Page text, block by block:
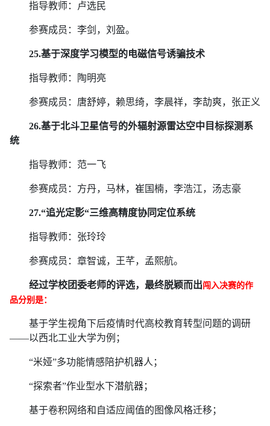
指导教师：卢选民
参赛成员：李剑，刘盈。
25.基于深度学习模型的电磁信号诱骗技术
指导教师：陶明亮
参赛成员：唐舒婷，赖思绮，李晨祥，李劼爽，张正义
26.基于北斗卫星信号的外辐射源雷达空中目标探测系
统
指导教师：范一飞
参赛成员：方丹，马林，崔国楠，李浩江，汤志豪
27.“追光定影“三维高精度协同定位系统
指导教师：张玲玲
参赛成员：章智诚，王芊，孟熙航。
经过学校团委老师的评选，最终脱颖而出闯入决赛的作
品分别是：
基于学生视角下后疫情时代高校教育转型问题的调研
——以西北工业大学为例；
“米娅”多功能情感陪护机器人；
“探索者”作业型水下潜航器；
基于卷积网络和自适应阈值的图像风格迁移；